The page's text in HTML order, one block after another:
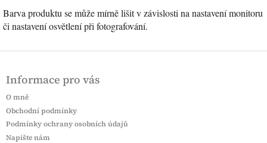
Barva produktu se může mírně lišit v závislosti na nastavení monitoru
či nastavení osvětlení při fotografování.
pInformace pro vás
O mně
Obchodní podmínky
Podmínky ochrany osobních údajů
Napište nám